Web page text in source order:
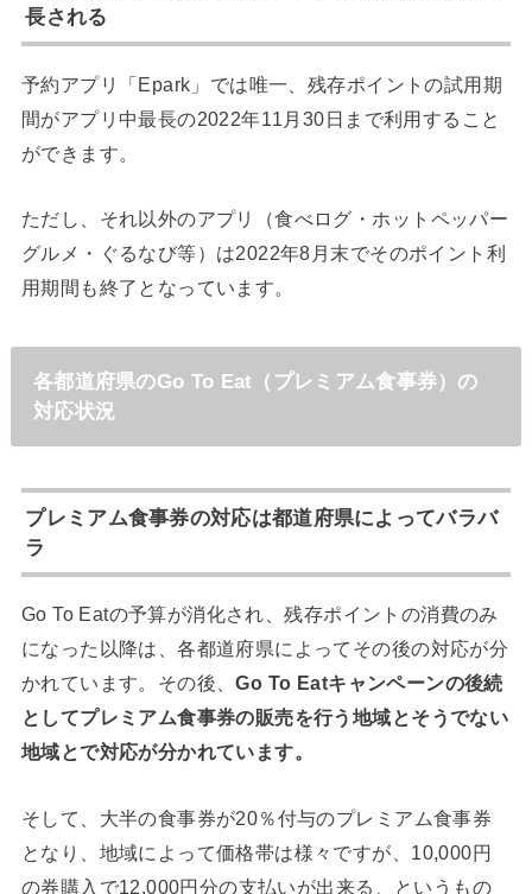
長される
予約アプリ「Epark」では唯一、残存ポイントの試用期
間がアプリ中最長の2022年11月30日まで利用すること
ができます。
ただし、それ以外のアプリ（食べログ・ホットペッパー
グルメ・ぐるなび等）は2022年8月末でそのポイント利
用期間も終了となっています。
各都道府県のGo To Eat（プレミアム食事券）の
対応状況
プレミアム食事券の対応は都道府県によってバラバ
ラ
Go To Eatの予算が消化され、残存ポイントの消費のみ
になった以降は、各都道府県によってその後の対応が分
かれています。その後、Go To Eatキャンペーンの後続
としてプレミアム食事券の販売を行う地域とそうでない
地域とで対応が分かれています。
そして、大半の食事券が20％付与のプレミアム食事券
となり、地域によって価格帯は様々ですが、10,000円
の券購入で12,000円分の支払いが出来る、というもの